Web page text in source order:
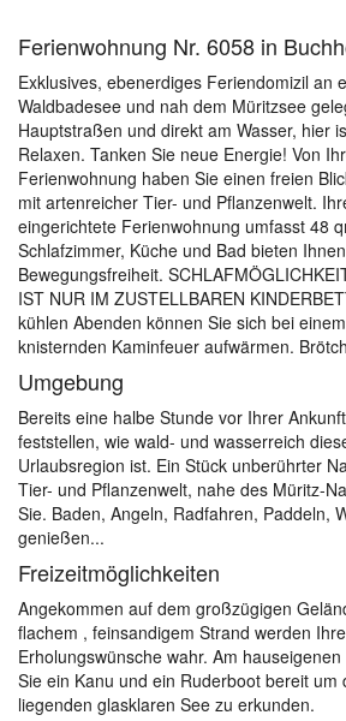
Ferienwohnung Nr. 6058 in
Exklusives, ebenerdiges Feriendomizil an
Waldbadesee und nah dem Müritzsee
Hauptstraßen und direkt am Wasser, hier
Relaxen. Tanken Sie neue Energie! Von
Ferienwohnung haben Sie einen freien
mit artenreicher Tier- und Pflanzenwelt.
eingerichtete Ferienwohnung umfasst 48
Schlafzimmer, Küche und Bad bieten
Bewegungsfreiheit.
IST NUR IM ZUSTELLBAREN
kühlen Abenden können Sie sich bei
knisternden Kaminfeuer aufwärmen.
Umgebung
Bereits eine halbe Stunde vor Ihrer
feststellen, wie wald- und wasserreich
Urlaubsregion ist. Ein Stück unberührter
Tier- und Pflanzenwelt, nahe des Müritz-
Sie. Baden, Angeln, Radfahren, Paddeln,
genießen...
Freizeitmöglichkeiten
Angekommen auf dem großzügigen
flachem , feinsandigem Strand werden
Erholungswünsche wahr. Am
Sie ein Kanu und ein Ruderboot bereit um
liegenden glasklaren See zu erkunden.